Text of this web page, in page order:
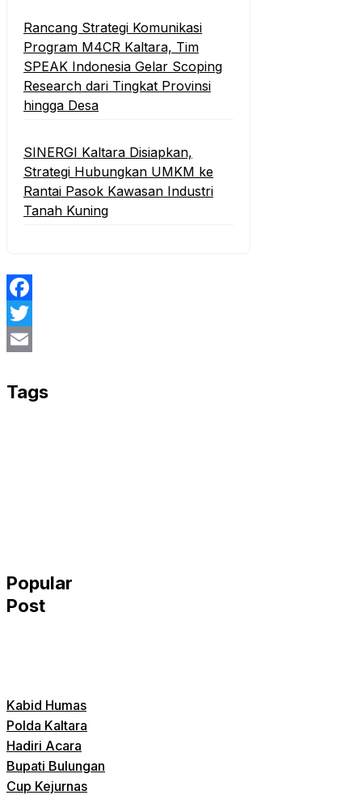
Rancang Strategi Komunikasi
Program M4CR Kaltara, Tim
SPEAK Indonesia Gelar Scoping
Research dari Tingkat Provinsi
hingga Desa
SINERGI Kaltara Disiapkan,
Strategi Hubungkan UMKM ke
Rantai Pasok Kawasan Industri
Tanah Kuning
Facebook
Twitter
Tags
Popular
Post
Kabid Humas
Polda Kaltara
Hadiri Acara
Bupati Bulungan
Cup Kejurnas